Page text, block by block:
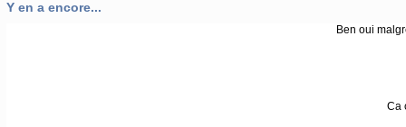
Y en a encore...
Ben oui
Ca